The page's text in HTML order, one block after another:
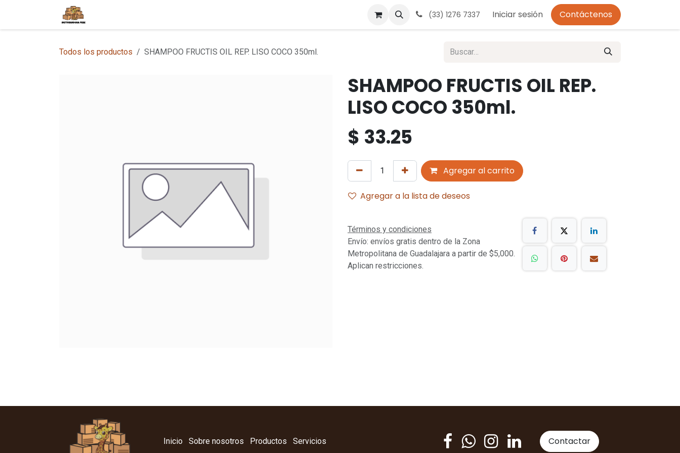
Términos y condiciones Aviso de Privacidad
(33) 1276 7337 Iniciar sesión Contáctenos
Todos los productos SHAMPOO FRUCTIS OIL REP. LISO COCO 350ml.
SHAMPOO FRUCTIS OIL REP.
LISO COCO 350ml.
$ 33.25
Agregar al carrito
Agregar a la lista de deseos
Términos y condiciones
Envío: envíos gratis dentro de la Zona
Metropolitana de Guadalajara a partir de $5,000.
Aplican restricciones.
Inicio Sobre nosotros Productos Servicios Contactar